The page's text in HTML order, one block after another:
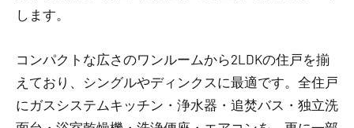
します。
コンパクトな広さのワンルームから2LDKの住戸を揃
えており、シングルやディンクスに最適です。全住戸
にガスシステムキッチン・浄水器・追焚バス・独立洗